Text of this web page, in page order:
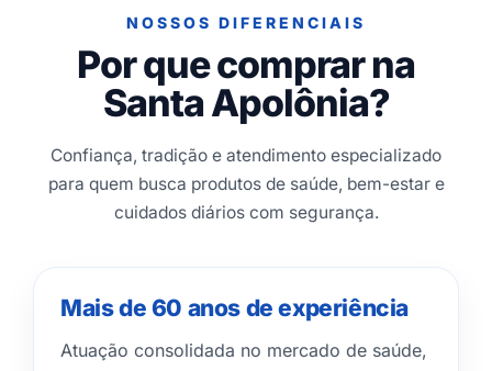
NOSSOS DIFERENCIAIS
Por que comprar na
Santa Apolônia?
Confiança, tradição e atendimento especializado
para quem busca produtos de saúde, bem-estar e
cuidados diários com segurança.
Mais de 60 anos de experiência
Atuação consolidada no mercado de saúde,